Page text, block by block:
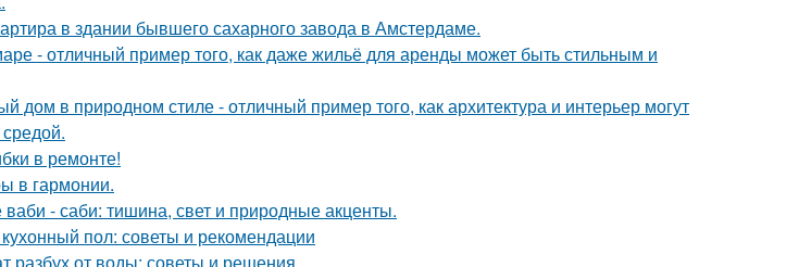
в здании бывшего сахарного завода в Амстердаме.
- отличный пример того, как даже жильё для аренды может быть стильным и
дом в природном стиле - отличный пример того, как архитектура и интерьер могут
в ремонте!
в гармонии.
ваби - саби: тишина, свет и природные акценты.
пол: советы и рекомендации